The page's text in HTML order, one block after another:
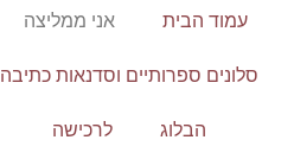
עמוד הבית אני ממליצה
סלונים ספרותיים וסדנאות כתיבה
הבלוג לרכישה